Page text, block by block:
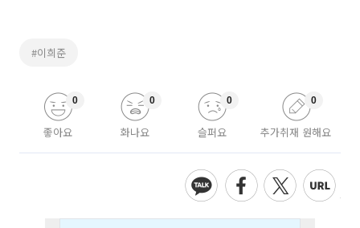
#이희준
좋아요
0
화나요
0
슬퍼요
0
추가취재 원해요
0